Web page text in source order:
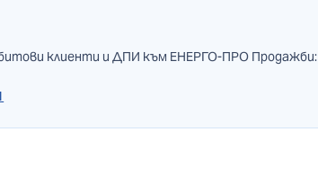
клиенти и ДПИ към ЕНЕРГО-ПРО Продажби: